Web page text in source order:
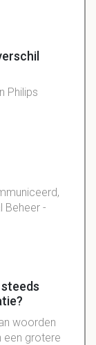
Philips
Beheer -
woorden
een grotere